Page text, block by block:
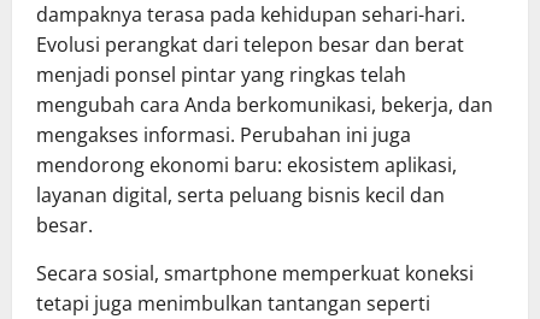
dampaknya terasa pada kehidupan sehari-hari.
Evolusi perangkat dari telepon besar dan berat
menjadi ponsel pintar yang ringkas telah
mengubah cara Anda berkomunikasi, bekerja, dan
mengakses informasi. Perubahan ini juga
mendorong ekonomi baru: ekosistem aplikasi,
layanan digital, serta peluang bisnis kecil dan
besar.
Secara sosial, smartphone memperkuat koneksi
tetapi juga menimbulkan tantangan seperti